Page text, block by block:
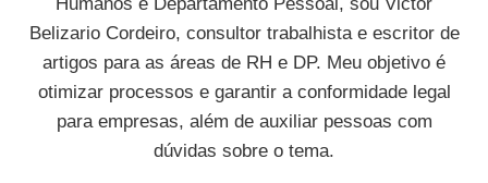
Belizario Cordeiro, consultor trabalhista e escritor de
artigos para as áreas de RH e DP. Meu objetivo é
otimizar processos e garantir a conformidade legal
para empresas, além de auxiliar pessoas com
dúvidas sobre o tema.